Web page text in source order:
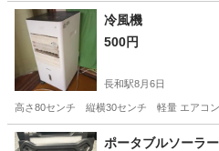
冷風機
500円
長和駅8月6日
高さ80センチ 縦横30センチ 軽量 エアコン
北海道 伊達市 長和駅 季節、
ポータブルソーラ